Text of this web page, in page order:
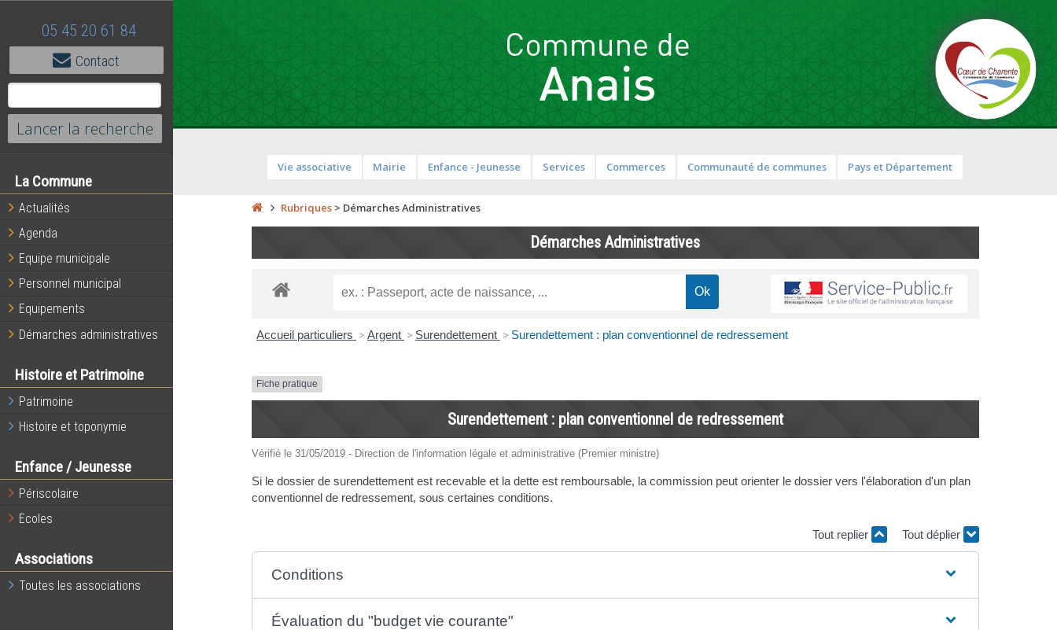
05 45 20 61 84
Contact
La Commune
Actualités
Agenda
Equipe municipale
Personnel municipal
Equipements
Démarches administratives
Histoire et Patrimoine
Patrimoine
Histoire et toponymie
Enfance / Jeunesse
Périscolaire
Ecoles
Associations
Toutes les associations
Vie associative Mairie Enfance - Jeunesse Services Commerces Communauté de communes Pays et Département
Rubriques> Démarches Administratives
Démarches Administratives
Accueil particuliers > Argent > Surendettement > Surendettement : plan conventionnel de redressement
Fiche pratique
Surendettement : plan conventionnel de redressement
Vérifié le 31/05/2019 - Direction de l'information légale et administrative (Premier ministre)
Si le dossier de surendettement est recevable et la dette est remboursable, la commission peut orienter le dossier vers l'élaboration d'un plan
conventionnel de redressement, sous certaines conditions.
Tout replier Tout déplier
Conditions
Évaluation du "budget vie courante"